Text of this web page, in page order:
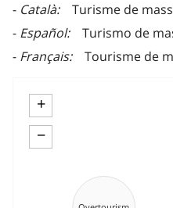
Català
Turisme de
Español
Turismo de
Français
Tourisme de
+
−